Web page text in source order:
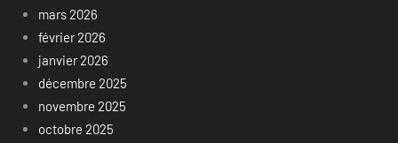
mars 2026
février 2026
janvier 2026
décembre 2025
novembre 2025
octobre 2025